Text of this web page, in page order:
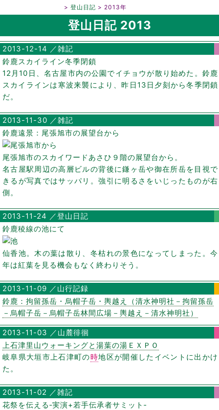
登山日記 2013年
登山日記 2013
2013-12-14 ／雑記
鈴鹿スカイライン冬季閉鎖
12月10日、名古屋市内の公園でイチョウが散り始めた。鈴鹿
スカイラインは寒波来襲により、昨日13日夕刻から冬季閉鎖
だ。
2013-11-30 ／雑記
鈴鹿遠景：尾張旭市の展望台から
尾張旭市のスカイワードあさひ９階の展望台から。
名古屋駅周辺の高層ビルの背後に鎌ヶ岳や御在所岳を目視で
きるが写真ではサッパリ。強引に明るさをいじったものが右
側。
2013-11-24 ／登山日記
鈴鹿稜線の池にて
仙香池。木の葉は散り、冬枯れの景色になってしまった。今
年は紅葉を見る機会もなく終わりそう。
2013-11-09 ／山行記録
鈴鹿：拘留孫岳・烏帽子岳・輿越え（清水神明社－拘留孫岳
－烏帽子岳－烏帽子岳林間広場－輿越え－清水神明社）
2013-11-03 ／山麓徘徊
上石津里山ウォーキングと湯葉の湯ＥＸＰＯ
岐阜県大垣市上石津町の時地区が開催したイベントに出かけ
た。
2013-11-02 ／雑記
花祭を伝える‐実演+若手伝承者サミット‐